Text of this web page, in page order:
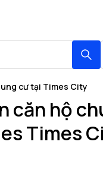
cư tại Times City
căn hộ
Times